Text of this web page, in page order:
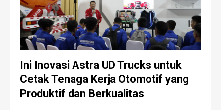
Ini Inovasi Astra UD Trucks untuk
Cetak Tenaga Kerja Otomotif yang
Produktif dan Berkualitas